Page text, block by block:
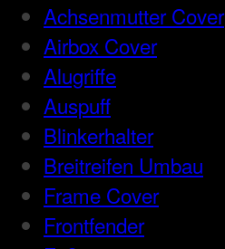
Achsenmutter Cover
Airbox Cover
Alugriffe
Auspuff
Blinkerhalter
Breitreifen Umbau
Frame Cover
Frontfender